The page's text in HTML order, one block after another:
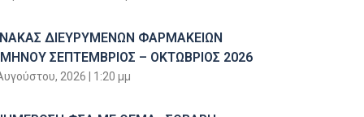
ΔΙΕΥΡΥΜΕΝΩΝ ΦΑΡΜΑΚΕΙΩΝ
ΣΕΠΤΕΜΒΡΙΟΣ – ΟΚΤΩΒΡΙΟΣ 2026
2026 1:20 μμ